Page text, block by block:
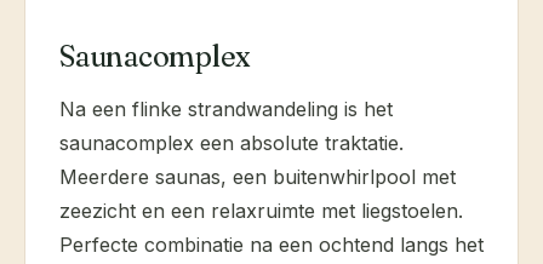
Saunacomplex
Na een flinke strandwandeling is het
saunacomplex een absolute traktatie.
Meerdere saunas, een buitenwhirlpool met
zeezicht en een relaxruimte met liegstoelen.
Perfecte combinatie na een ochtend langs het